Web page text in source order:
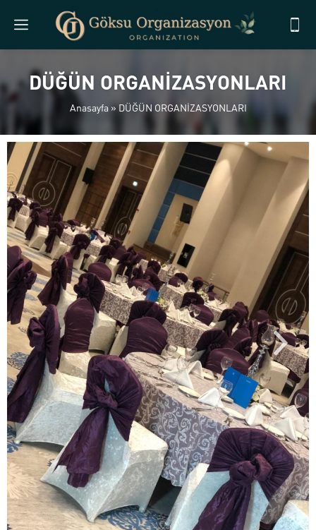
DÜĞÜN ORGANİZASYONLARI
Anasayfa»DÜĞÜN ORGANİZASYONLARI